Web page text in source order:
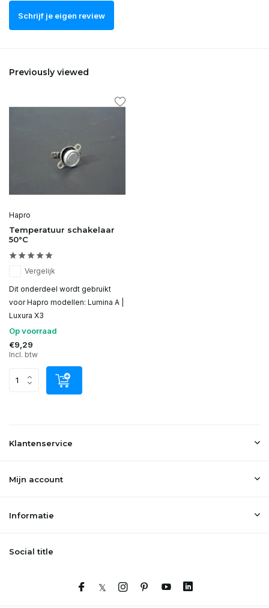
Schrijf je eigen review
Previously viewed
Hapro
Temperatuur schakelaar
50°C
Vergelijk
Dit onderdeel wordt gebruikt
voor Hapro modellen: Lumina A |
Luxura X3
Op voorraad
€9,29
Incl. btw
Klantenservice
Mijn account
Informatie
Social title